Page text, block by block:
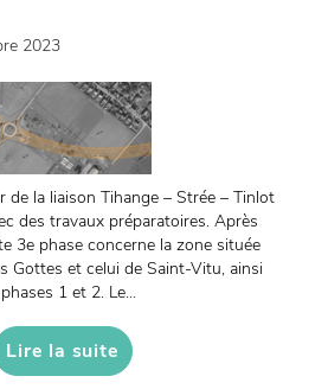
2023
de la liaison Tihange – Strée – Tinlot
des travaux préparatoires. Après
3e phase concerne la zone située
Gottes et celui de Saint-Vitu, ainsi
1 et 2. Le...
Lire la suite